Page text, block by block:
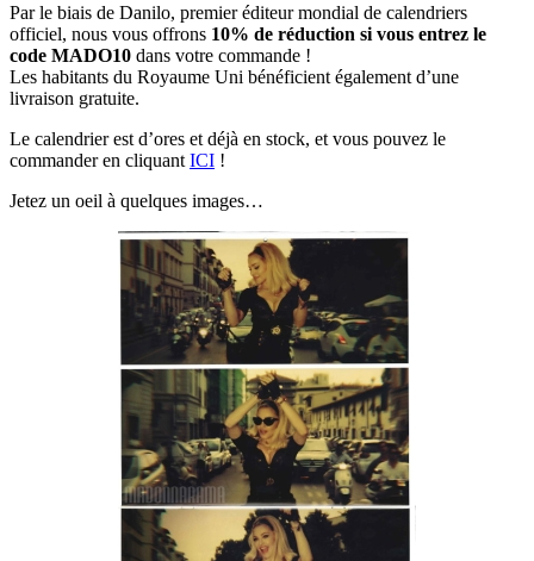
Par le biais de Danilo, premier éditeur mondial de calendriers
officiel, nous vous offrons 10% de réduction si vous entrez le
code MADO10 dans votre commande !
Les habitants du Royaume Uni bénéficient également d’une
livraison gratuite.
Le calendrier est d’ores et déjà en stock, et vous pouvez le
commander en cliquant ICI !
Jetez un oeil à quelques images…